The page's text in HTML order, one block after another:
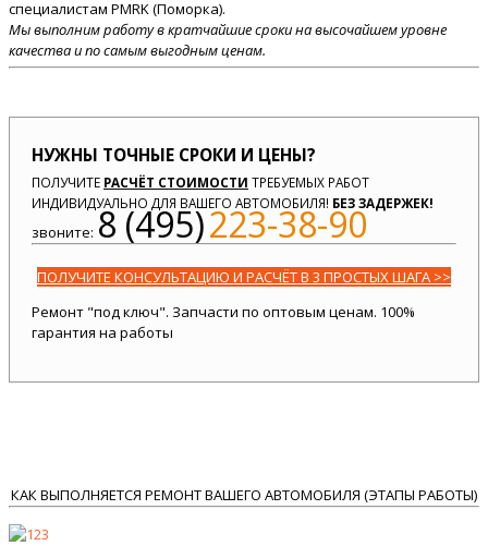
специалистам PMRK (Поморка).
Мы выполним работу в кратчайшие сроки на высочайшем уровне
качества и по самым выгодным ценам.
НУЖНЫ ТОЧНЫЕ СРОКИ И ЦЕНЫ?
ПОЛУЧИТЕ РАСЧЁТ СТОИМОСТИ ТРЕБУЕМЫХ РАБОТ
ИНДИВИДУАЛЬНО ДЛЯ ВАШЕГО АВТОМОБИЛЯ! БЕЗ ЗАДЕРЖЕК!
звоните: 8 (495)223-38-90
ПОЛУЧИТЕ КОНСУЛЬТАЦИЮ И РАСЧЁТ В 3 ПРОСТЫХ ШАГА >>
Ремонт "под ключ". Запчасти по оптовым ценам. 100%
гарантия на работы
КАК ВЫПОЛНЯЕТСЯ РЕМОНТ ВАШЕГО АВТОМОБИЛЯ (ЭТАПЫ РАБОТЫ)